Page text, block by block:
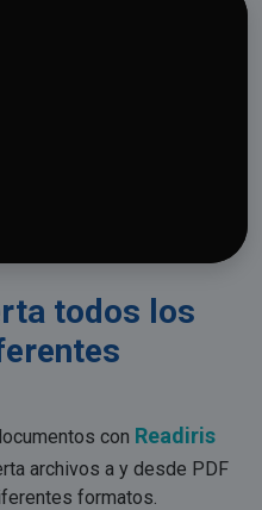
todos los
con Readiris
archivos a y desde PDF
formatos.